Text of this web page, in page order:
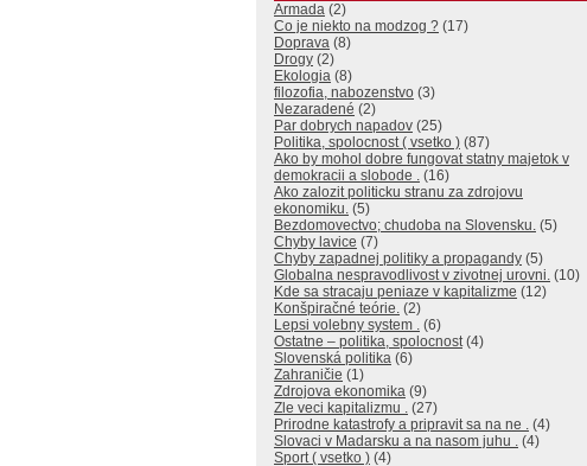
Armada (2)
Co je niekto na modzog ? (17)
Doprava (8)
Drogy (2)
Ekologia (8)
filozofia, nabozenstvo (3)
Nezaradené (2)
Par dobrych napadov (25)
Politika, spolocnost ( vsetko ) (87)
Ako by mohol dobre fungovat statny majetok v
demokracii a slobode . (16)
Ako zalozit politicku stranu za zdrojovu
ekonomiku. (5)
Bezdomovectvo; chudoba na Slovensku. (5)
Chyby lavice (7)
Chyby zapadnej politiky a propagandy (5)
Globalna nespravodlivost v zivotnej urovni. (10)
Kde sa stracaju peniaze v kapitalizme (12)
Konšpiračné teórie. (2)
Lepsi volebny system . (6)
Ostatne – politika, spolocnost(4)
Slovenská politika (6)
Zahraničie (1)
Zdrojova ekonomika (9)
Zle veci kapitalizmu . (27)
Prirodne katastrofy a pripravit sa na ne . (4)
Slovaci v Madarsku a na nasom juhu . (4)
Sport ( vsetko ) (4)